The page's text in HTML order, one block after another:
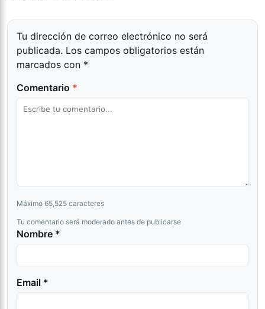
Tu dirección de correo electrónico no será
publicada. Los campos obligatorios están
marcados con *
Comentario *
Máximo 65,525 caracteres
Tu comentario será moderado antes de publicarse
Nombre *
Email *